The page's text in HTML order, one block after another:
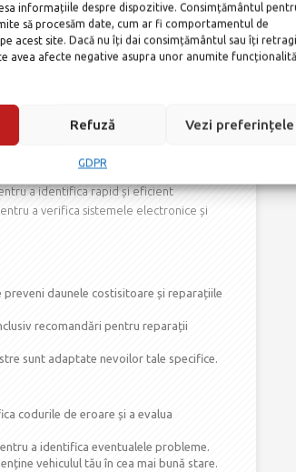
informațiile despre dispozitive. Consimțământul
să procesăm date, cum ar fi comportamentul de
acest site. Dacă nu îți dai consimțământul sau îți retragi
avea afecte negative asupra unor anumite
Refuză Vezi preferințele
GDPR
27
a identifica rapid și eficient
a verifica sistemele electronice și
daunele costisitoare și reparațiile
recomandări pentru reparații
sunt adaptate nevoilor tale specifice.
codurile de eroare și a evalua
a identifica eventualele probleme.
vehiculul tău în cea mai bună stare.